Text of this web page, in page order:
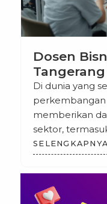
Dosen
Modern
Di dunia yang
memberikan
sektor,
satu sektor
bisnis digital,
sangat diminati
profesional
keahlian di